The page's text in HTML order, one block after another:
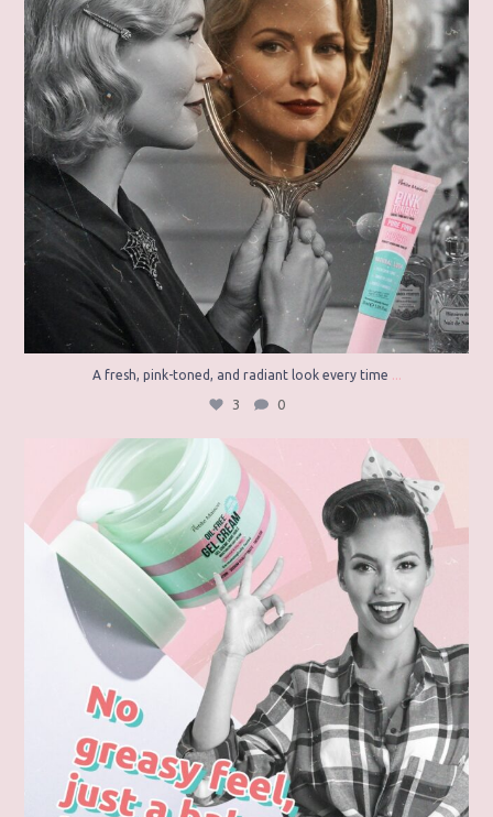
A fresh, pink-toned, and radiant look every time ...
3
0
Say goodbye to the greasy feeling, and hello to
4